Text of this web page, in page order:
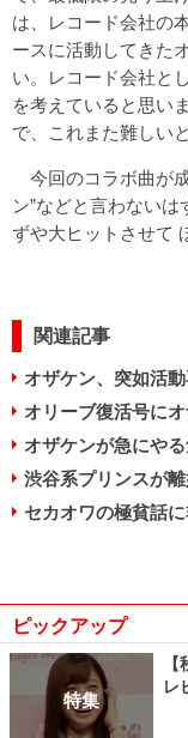
は、レコード会社の
ースに活動してきた
い。レコード会社と
を考えていると思い
で、これまた難しい
今回のコラボ曲が
ン”などと言わない
ずや大ヒットさせて
関連記事
オザケン、突如活
オリーブ復活号に
オザケンが急にや
渋谷系プリンスが
セカオワの極貧話に
ピックアップ
特集
レ